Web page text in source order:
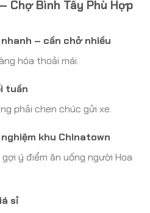
Chợ Bình Tây Phù Hợp
– cần chở nhiều
hóa thoải mái.
tuần
phải chen chúc gửi xe.
khu Chinatown
ý điểm ăn uống người Hoa
sỉ